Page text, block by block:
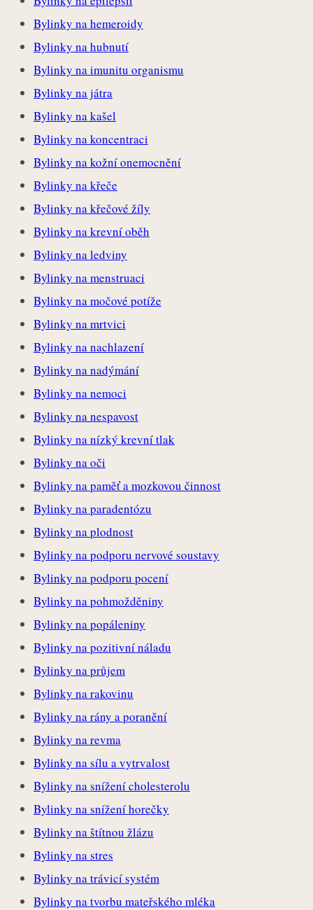
Bylinky na hemeroidy
Bylinky na hubnutí
Bylinky na imunitu organismu
Bylinky na játra
Bylinky na kašel
Bylinky na koncentraci
Bylinky na kožní onemocnění
Bylinky na křeče
Bylinky na křečové žíly
Bylinky na krevní oběh
Bylinky na ledviny
Bylinky na menstruaci
Bylinky na močové potíže
Bylinky na mrtvici
Bylinky na nachlazení
Bylinky na nadýmání
Bylinky na nemoci
Bylinky na nespavost
Bylinky na nízký krevní tlak
Bylinky na oči
Bylinky na paměť a mozkovou činnost
Bylinky na paradentózu
Bylinky na plodnost
Bylinky na podporu nervové soustavy
Bylinky na podporu pocení
Bylinky na pohmožděniny
Bylinky na popáleniny
Bylinky na pozitivní náladu
Bylinky na průjem
Bylinky na rakovinu
Bylinky na rány a poranění
Bylinky na revma
Bylinky na sílu a vytrvalost
Bylinky na snížení cholesterolu
Bylinky na snížení horečky
Bylinky na štítnou žlázu
Bylinky na stres
Bylinky na trávicí systém
Bylinky na tvorbu mateřského mléka